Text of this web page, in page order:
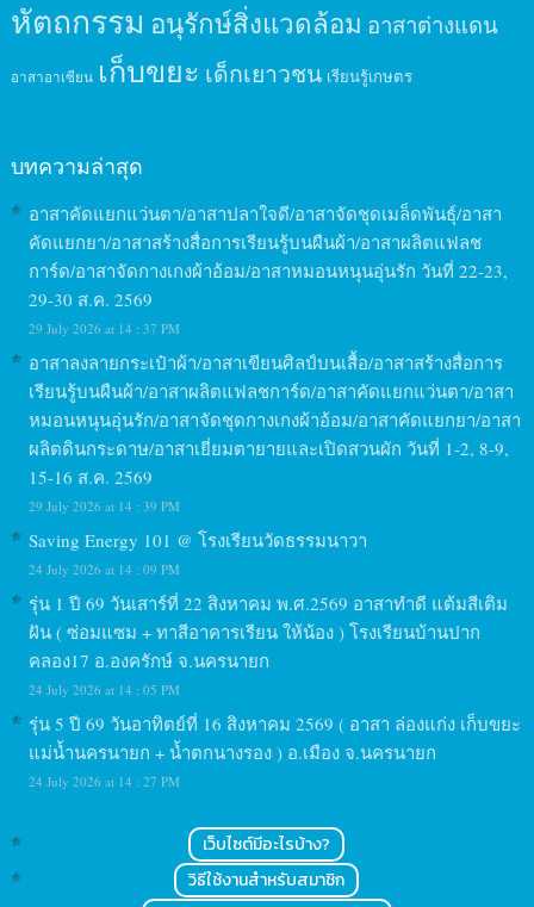
หัตถกรรม อนุรักษ์สิ่งแวดล้อม อาสาต่างแดน
อาสาอาเซียน เก็บขยะ เด็กเยาวชน เรียนรู้เกษตร
บทความล่าสุด
อาสาคัดแยกแว่นตา/อาสาปลาใจดี/อาสาจัดชุดเมล็ดพันธุ์/อาสา
คัดแยกยา/อาสาสร้างสื่อการเรียนรู้บนผืนผ้า/อาสาผลิตแฟลช
การ์ด/อาสาจัดกางเกงผ้าอ้อม/อาสาหมอนหนุนอุ่นรัก วันที่ 22-23,
29-30 ส.ค. 2569
29 July 2026 at 14 : 37 PM
อาสาลงลายกระเป๋าผ้า/อาสาเขียนศิลป์บนเสื้อ/อาสาสร้างสื่อการ
เรียนรู้บนผืนผ้า/อาสาผลิตแฟลชการ์ด/อาสาคัดแยกแว่นตา/อาสา
หมอนหนุนอุ่นรัก/อาสาจัดชุดกางเกงผ้าอ้อม/อาสาคัดแยกยา/อาสา
ผลิตดินกระดาษ/อาสาเยี่ยมตายายและเปิดสวนผัก วันที่ 1-2, 8-9,
15-16 ส.ค. 2569
29 July 2026 at 14 : 39 PM
Saving Energy 101 @ โรงเรียนวัดธรรมนาวา
24 July 2026 at 14 : 09 PM
รุ่น 1 ปี 69 วันเสาร์ที่ 22 สิงหาคม พ.ศ.2569 อาสาทำดี แต้มสีเติม
ฝัน ( ซ่อมแซม + ทาสีอาคารเรียน ให้น้อง ) โรงเรียนบ้านปาก
คลอง17 อ.องครักษ์ จ.นครนายก
24 July 2026 at 14 : 05 PM
รุ่น 5 ปี 69 วันอาทิตย์ที่ 16 สิงหาคม 2569 ( อาสา ล่องแก่ง เก็บขยะ
แม่น้ำนครนายก + น้ำตกนางรอง ) อ.เมือง จ.นครนายก
24 July 2026 at 14 : 27 PM
เว็บไซต์มีอะไรบ้าง?
วิธีใช้งานสำหรับสมาชิก